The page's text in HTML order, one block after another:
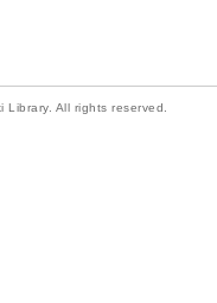
All rights reserved.